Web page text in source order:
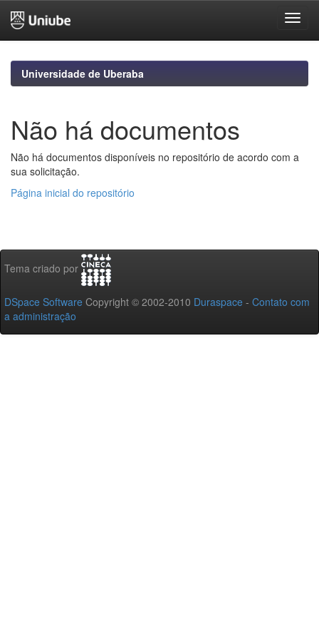
navigationUniversidade de Uberaba
Não há documentos
Não há documentos disponíveis no repositório de acordo com a
sua solicitação.
Página inicial do repositório
Tema criado por
DSpace Software Copyright © 2002-2010 Duraspace - Contato com
a administração